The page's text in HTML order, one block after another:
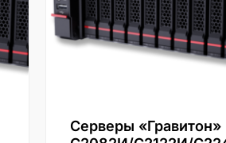
Серверы «Гравитон»